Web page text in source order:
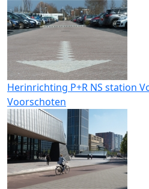
Herinrichting P+R NS station
Voorschoten